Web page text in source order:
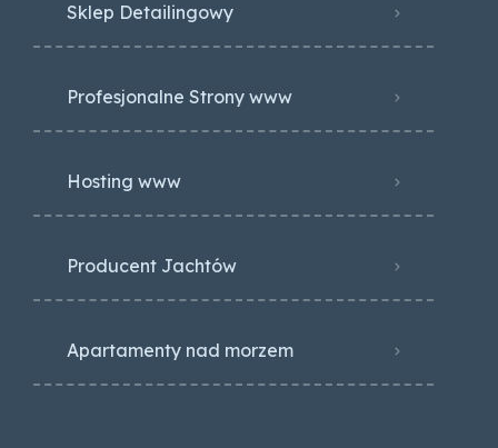
Sklep Detailingowy
Profesjonalne Strony www
Hosting www
Producent Jachtów
Apartamenty nad morzem